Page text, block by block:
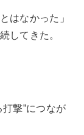
はなかった」
してきた。
撃”につなが